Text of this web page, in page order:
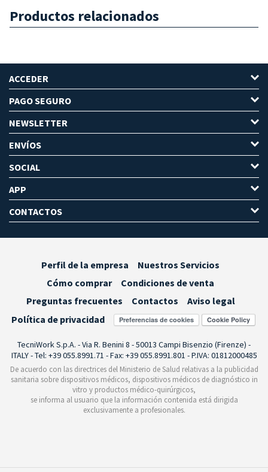
Productos relacionados
ACCEDER
PAGO SEGURO
NEWSLETTER
ENVÍOS
SOCIAL
APP
CONTACTOS
Perfil de la empresa
Nuestros Servicios
Cómo comprar
Condiciones de venta
Preguntas frecuentes
Contactos
Aviso legal
Política de privacidad
Preferencias de cookies
TecniWork S.p.A. - Via R. Benini 8 - 50013 Campi Bisenzio (Firenze) -
ITALY - Tel: +39 055.8991.71 - Fax: +39 055.8991.801 - P.IVA: 01812000485
De acuerdo con las directrices del Ministerio de Salud relativas a la publicidad
sanitaria sobre dispositivos médicos, dispositivos médicos de diagnóstico in
vitro y productos médico-quirúrgicos,
se informa al usuario que la información contenida está dirigida
exclusivamente a profesionales.